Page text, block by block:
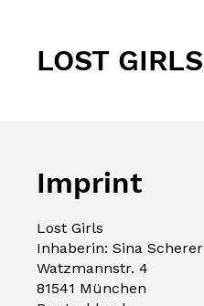
LOST GIRLS
Imprint
Lost Girls
Inhaberin: Sina Scherer
Watzmannstr. 4
81541 München